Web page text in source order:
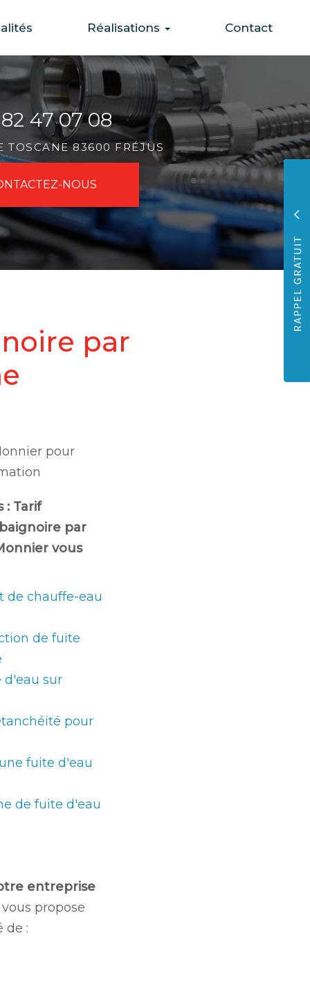
Réalisations Contact
47 07 08
TOSCANE 83600 FRÉJUS
NOUS
par
pour
: Tarif
par
vous
de chauffe-eau
de fuite
d'eau sur
pour
fuite d'eau
de fuite d'eau
entreprise
propose
de :